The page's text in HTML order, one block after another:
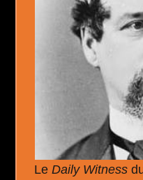
LeDaily Witness